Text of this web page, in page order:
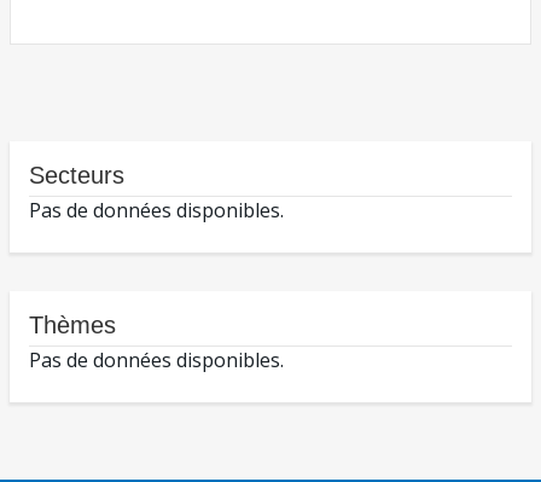
Secteurs
Pas de données disponibles.
Thèmes
Pas de données disponibles.